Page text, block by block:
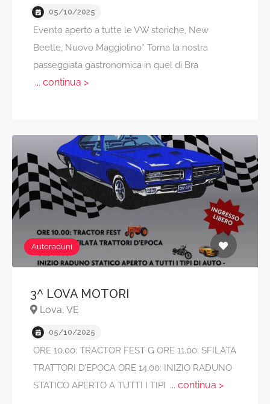
05/10/2025
Evento aperto a tutte le VW storiche, New
Beetle, Nuovo Maggiolino* Torna la nostra
passeggiata gastronomica in quel di Bra
... continua >
Autoraduni
3^ LOVA MOTORI
Lova, VE
05/10/2025
ORE 10.00: TRACTOR FEST G ORE 11.00: SFILATA
TRATTORI D’EPOCA ORE 14.00: INIZIO RADUNO
STATICO APERTO A TUTTI I TIPI ... continua >